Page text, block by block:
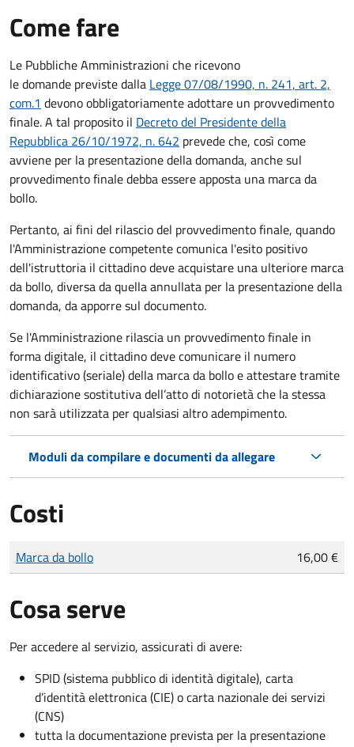
Come fare
Le Pubbliche Amministrazioni che ricevono
le domande previste dalla Legge 07/08/1990, n. 241, art. 2,
com.1 devono obbligatoriamente adottare un provvedimento
finale. A tal proposito il Decreto del Presidente della
Repubblica 26/10/1972, n. 642 prevede che, così come
avviene per la presentazione della domanda, anche sul
provvedimento finale debba essere apposta una marca da
bollo.
Pertanto, ai fini del rilascio del provvedimento finale, quando
l'Amministrazione competente comunica l'esito positivo
dell'istruttoria il cittadino deve acquistare una ulteriore marca
da bollo, diversa da quella annullata per la presentazione della
domanda, da apporre sul documento.
Se l'Amministrazione rilascia un provvedimento finale in
forma digitale, il cittadino devecomunicare il numero
identificativo (seriale) della marca da bollo e attestare tramite
dichiarazione sostitutiva dell’atto di notorietà che la stessa
non sarà utilizzata per qualsiasi altro adempimento.
Moduli da compilare e documenti da allegare
Costi
Tipo di pagamento
Importo
Marca da bollo 16,00 €
Cosa serve
Per accedere al servizio, assicurati di avere:
SPID (sistema pubblico di identità digitale), carta
d’identità elettronica (CIE) o carta nazionale dei servizi
(CNS)
tutta la documentazione prevista per la presentazione